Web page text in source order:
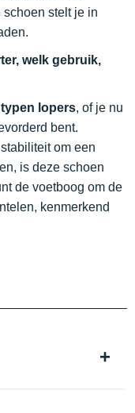
schoen stelt je in
welk gebruik,
lopers, of je nu
bent.
om een
is deze schoen
de voetboog om de
kenmerkend